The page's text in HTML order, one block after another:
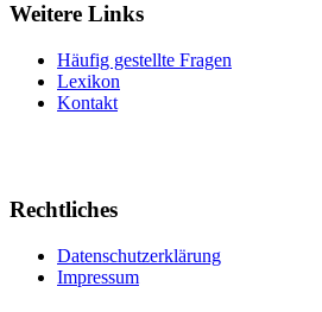
Weitere Links
Häufig gestellte Fragen
Lexikon
Kontakt
Rechtliches
Datenschutzerklärung
Impressum